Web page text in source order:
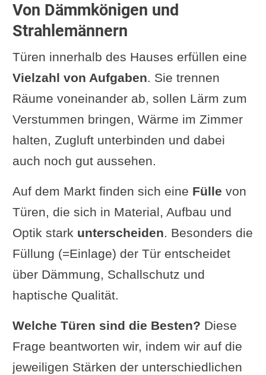
Von Dämmkönigen und
Strahlemännern
Türen innerhalb des Hauses erfüllen eine
Vielzahl von Aufgaben. Sie trennen
Räume voneinander ab, sollen Lärm zum
Verstummen bringen, Wärme im Zimmer
halten, Zugluft unterbinden und dabei
auch noch gut aussehen.
Auf dem Markt finden sich eine Fülle von
Türen, die sich in Material, Aufbau und
Optik stark unterscheiden. Besonders die
Füllung (=Einlage) der Tür entscheidet
über Dämmung, Schallschutz und
haptische Qualität.
Welche Türen sind die Besten? Diese
Frage beantworten wir, indem wir auf die
jeweiligen Stärken der unterschiedlichen